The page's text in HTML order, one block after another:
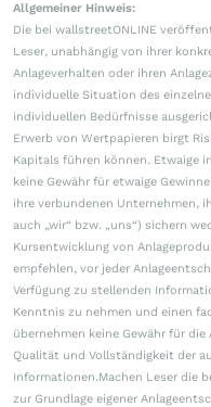
Allgemeiner Hinweis:
Die bei wallstreetONLINE
Leser, unabhängig von ihrer
Anlageverhalten oder ihren
individuelle Situation des
individuellen Bedürfnisse
Erwerb von Wertpapieren birgt
Kapitals führen können. Etwaige
keine Gewähr für etwaige
ihre verbundenen Unternehmen,
auch „wir“ bzw. „uns“) sichern
Kursentwicklung von
empfehlen, vor jeder
Verfügung zu stellenden
Kenntnis zu nehmen und einen
übernehmen keine Gewähr für
Qualität und Vollständigkeit der
Informationen.Machen Leser die
zur Grundlage eigener